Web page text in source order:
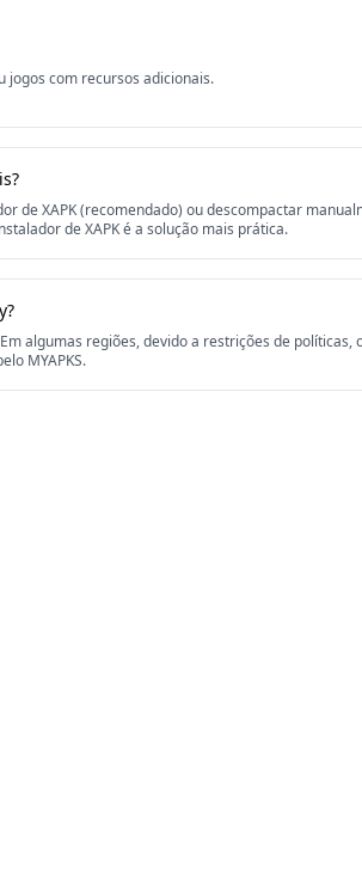
jogos com recursos adicionais.
de XAPK (recomendado) ou descompactar
de XAPK é a solução mais prática.
algumas regiões, devido a restrições de políticas,
MYAPKS.